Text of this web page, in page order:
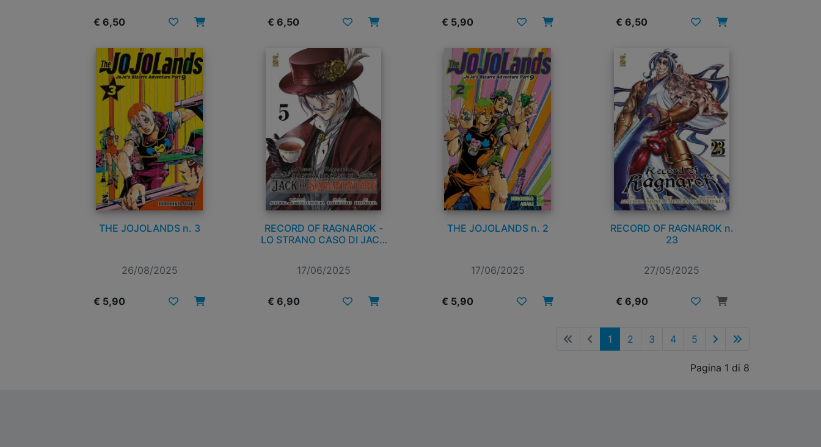
€ 6,50 € 6,50 € 5,90 € 6,50
THE JOJOLANDS n. 3
26/08/2025
€ 5,90
RECORD OF RAGNAROK -
LO STRANO CASO DI JACK
17/06/2025
€ 6,90
THE JOJOLANDS n. 2
17/06/2025
€ 5,90
RECORD OF RAGNAROK n.
23
27/05/2025
€ 6,90
1 2 3 4 5
Pagina 1 di 8